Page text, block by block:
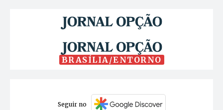
BRASÍLIA/ENTORNO
Seguir no